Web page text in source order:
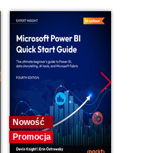
Nowość
Promocja